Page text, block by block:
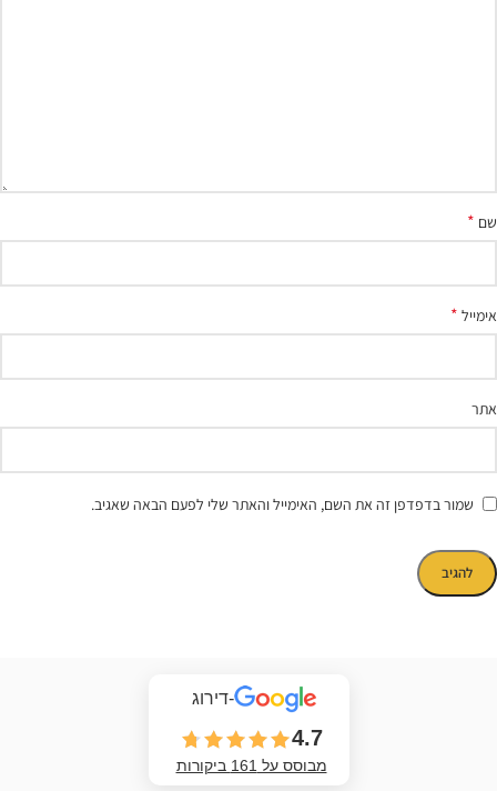
שם *
אימייל *
אתר
שמור בדפדפן זה את השם, האימייל והאתר שלי לפעם הבאה שאגיב.
-דירוג
4.7
מבוסס על 161 ביקורות